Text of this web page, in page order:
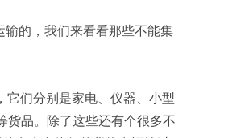
的，我们来看看那些不能集
它们分别是家电、仪器、小型
货品。除了这些还有个很多不